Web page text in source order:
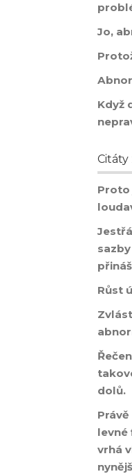
Jo,
Když
Citáty
Proto
Růst
dolů.
levné
vrhá